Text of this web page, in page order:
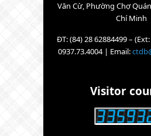
Văn Cừ, Phường Chợ
Chí Minh
ĐT: (84) 28 62884499 –
0937.73.4004 | Email:
Visitor